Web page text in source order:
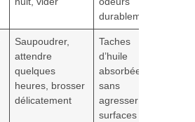
durablement
Saupoudrer,
attendre
quelques
heures, brosser
délicatement
Taches
d’huile
absorbées
sans
agresser les
surfaces